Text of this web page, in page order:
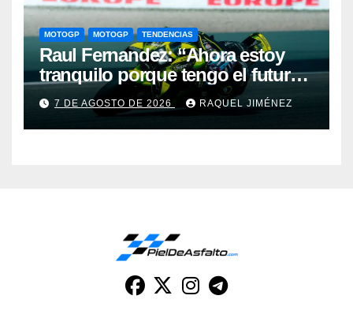
MOTOGP MOTOGP TENDENCIAS
Raul Fernandez: “Ahora estoy
tranquilo porque tengo el futuro
asegurado y eso también se nota
cuando pilotas”
7 DE AGOSTO DE 2026 RAQUEL JIMÉNEZ